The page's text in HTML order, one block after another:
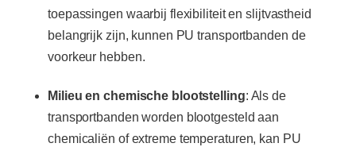
toepassingen waarbij flexibiliteit en slijtvastheid
belangrijk zijn, kunnen PU transportbanden de
voorkeur hebben.
Milieu en chemische blootstelling: Als de
transportbanden worden blootgesteld aan
chemicaliën of extreme temperaturen, kan PU